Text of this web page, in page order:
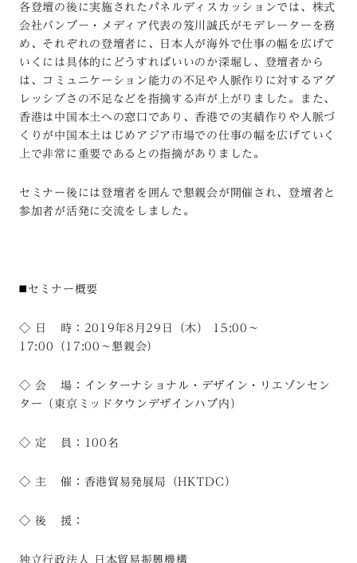
各登壇の後に実施されたパネルディスカッションでは、株式
会社バンブー・メディア代表の笈川誠氏がモデレーターを務
め、それぞれの登壇者に、日本人が海外で仕事の幅を広げて
いくには具体的にどうすればいいのか深堀し、登壇者から
は、コミュニケーション能力の不足や人脈作りに対するアグ
レッシブさの不足などを指摘する声が上がりました。また、
香港は中国本土への窓口であり、香港での実績作りや人脈づ
くりが中国本土はじめアジア市場での仕事の幅を広げていく
上で非常に重要であるとの指摘がありました。
セミナー後には登壇者を囲んで懇親会が開催され、登壇者と
参加者が活発に交流をしました。
◼️セミナー概要
◇ 日 時：2019年8月29日（木） 15:00～
17:00（17:00～懇親会）
◇ 会 場：インターナショナル・デザイン・リエゾンセン
ター（東京ミッドタウンデザインハブ内）
◇ 定 員：100名
◇ 主 催：香港貿易発展局（HKTDC）
◇ 後 援：
独立行政法人 日本貿易振興機構